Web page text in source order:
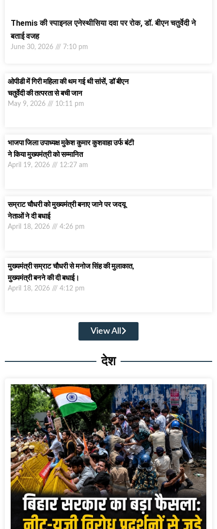
Themis की स्पाइनल एनेस्थीसिया दवा पर रोक, डॉ. बीएन चतुर्वेदी ने
बताई वजह
June 30, 2026 7:10 pm
ओपीडी में गिरी महिला की थम गई थी सांसें, डॉ बीएन
चतुर्वेदी की तत्परता से बची जान
May 9, 2026 10:11 pm
भाजपा जिला उपाध्यक्ष मुकेश कुमार कुशवाहा उर्फ बंटी
ने किया मुख्यमंत्री को सम्मानित
April 19, 2026 12:27 am
सम्राट चौधरी को मुख्यमंत्री बनाए जाने पर जदयू
नेताओं ने दी बधाई
April 18, 2026 4:26 pm
मुख्यमंत्री सम्राट चौधरी से मनोज सिंह की मुलाकात,
मुख्यमंत्री बनने की दी बधाई।
April 18, 2026 4:12 pm
View All
देश